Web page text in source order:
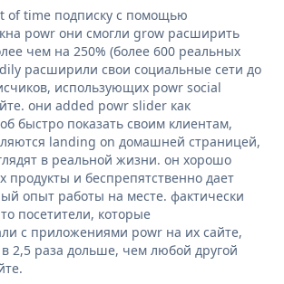
of time подписку с помощью
powr они смогли grow расширить
чем на 250% (более 600 реальных
расширили свои социальные сети до
использующих powr social
они added powr slider как
быстро показать своим клиентам,
landing on домашней страницей,
в реальной жизни. он хорошо
продукты и беспрепятственно дает
опыт работы на месте. фактически
посетители, которые
с приложениями powr на их сайте,
2,5 раза дольше, чем любой другой